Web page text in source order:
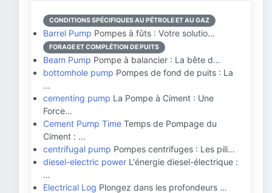
CONDITIONS SPÉCIFIQUES AU PÉTROLE ET AU GAZ
Barrel Pump Pompes à fûts : Votre solutio…
FORAGE ET COMPLÉTION DE PUITS
Beam Pump Pompe à balancier : La bête d…
bottomhole pump Pompes de fond de puits : La
…
cementing pump La Pompe à Ciment : Une
Force…
Cement Pump Time Temps de Pompage du
Ciment : …
centrifugal pump Pompes centrifuges : Les pili…
diesel-electric power L'énergie diesel-électrique :
…
Electrical Log Plongez dans les profondeurs …